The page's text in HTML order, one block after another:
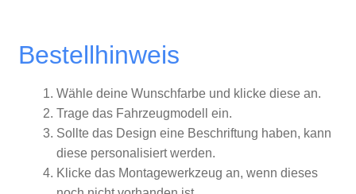
Bestellhinweis
Wähle deine Wunschfarbe und klicke diese an.
Trage das Fahrzeugmodell ein.
Sollte das Design eine Beschriftung haben, kann
diese personalisiert werden.
Klicke das Montagewerkzeug an, wenn dieses